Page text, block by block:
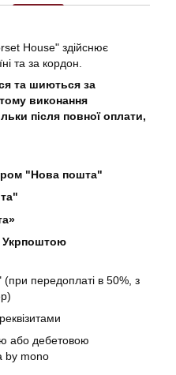
House" здійснює
та за кордон.
та шиються за
виконання
після повної оплати,
"Нова пошта"
Укрпоштою
передоплаті в 50%, з
або дебетовою
by mono